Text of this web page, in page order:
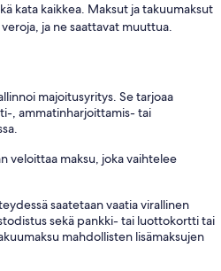
kata kaikkea. Maksut ja takuumaksut
ja ne saattavat muuttua.
majoitusyritys. Se tarjoaa
, ammatinharjoittamis- tai
veloittaa maksu, joka vaihtelee
saatetaan vaatia virallinen
sekä pankki- tai luottokortti tai
mahdollisten lisämaksujen